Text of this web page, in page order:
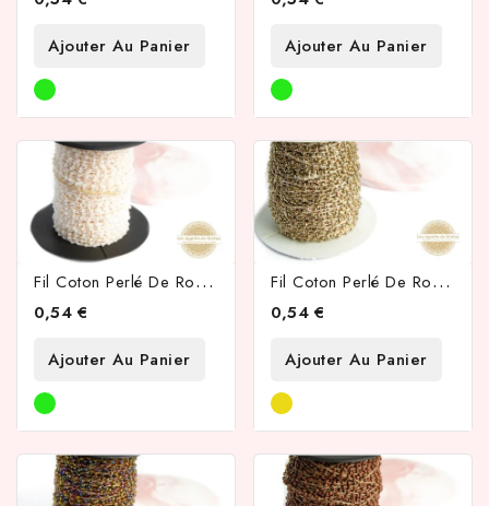
Ajouter Au Panier
Ajouter Au Panier
F
Il Coton Perlé De Rocailles Rose Irisé 2mm
0,54 €
Ajouter Au Panier
F
Il Coton Perlé De Rocailles Or Irisé 2mm
0,54 €
Ajouter Au Panier